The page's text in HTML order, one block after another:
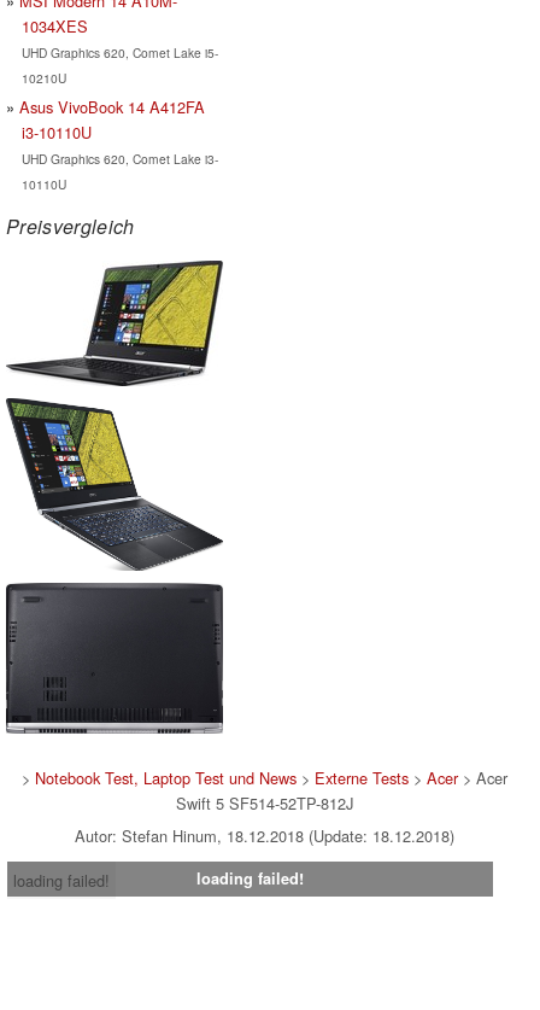
1034XES
UHD Graphics 620, Comet Lake i5-
10210U
Asus VivoBook 14 A412FA
i3-10110U
UHD Graphics 620, Comet Lake i3-
10110U
Preisvergleich
> Notebook Test, Laptop Test und News> Externe Tests> Acer> Acer
Swift 5 SF514-52TP-812J
Autor: Stefan Hinum, 18.12.2018 (Update: 18.12.2018)
loading failed!
loading failed!